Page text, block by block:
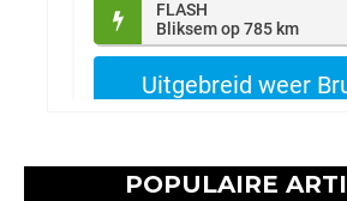
POPULAIRE